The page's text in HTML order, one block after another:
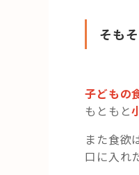
そも
子どもの
もともと
また食欲
口に入れ